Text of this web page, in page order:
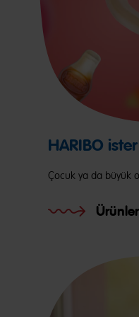
HARIBO
Çocuk ya da büyük